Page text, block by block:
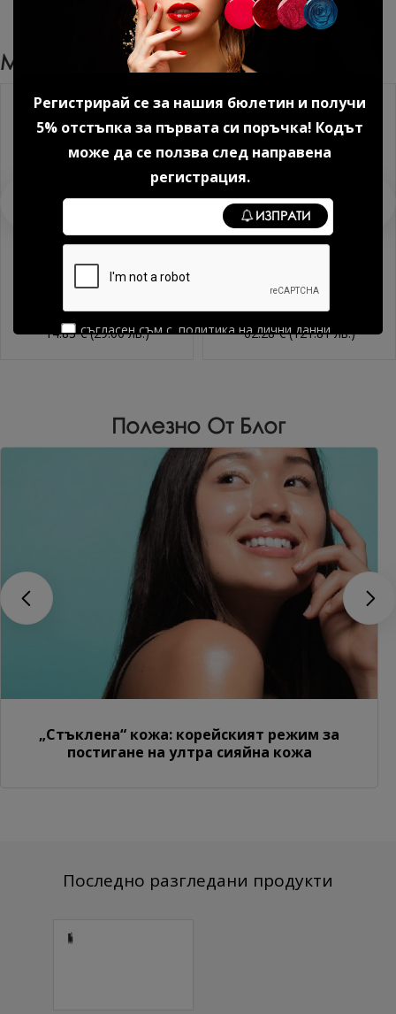
Регистрирай се за нашия бюлетин и получи
5% отстъпка за първата си поръчка! Кодът
може да се ползва след направена
регистрация.
ИЗПРАТИ
съгласен съм с политика на лични данни
Може Да Харесате Още
Червило Velour Pink Sweet
Pea 3,5 гр. 1 бр.
14.83 € (29.00 лв.)
Комплект матови червила
колекция Velour 1 бр.
62.28 € (121.81 лв.)
Полезно От Блог
„Стъклена“ кожа: корейският режим за
постигане на ултра сияйна кожа
Последно разгледани продукти